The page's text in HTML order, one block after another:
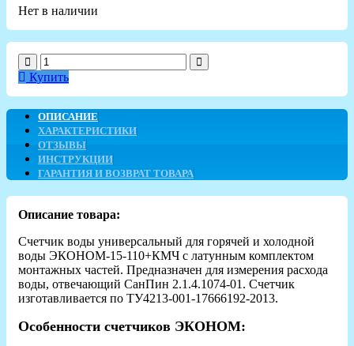
Нет в наличии
Купить
ОПИСАНИЕ
ХАРАКТЕРИСТИКИ
ОТЗЫВЫ
ИНСТРУКЦИИ
ГАРАНТИЯ И ВОЗВРАТ ТОВАРА
Описание товара:
Счетчик воды универсальный для горячей и холодной
воды ЭКОНОМ-15-110+КМЧ с латунным комплектом
монтажных частей. Предназначен для измерения расхода
воды, отвечающий СанПин 2.1.4.1074-01. Счетчик
изготавливается по ТУ4213-001-17666192-2013.
Особенности счетчиков ЭКОНОМ: